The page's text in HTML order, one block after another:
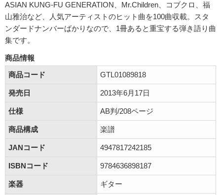
ASIAN KUNG-FU GENERATION、Mr.Children、コブクロ、福
山雅治など、人気アーティストのヒット曲を100曲収載。スタ
ンダードナンバーばかりなので、1冊あると重宝する弾き語り曲
集です。
商品情報
商品コード
GTL01089818
発売日 2013年6月17日
仕様 AB判/208ページ
商品構成 楽譜
JANコード 4947817242185
ISBNコード 9784636898187
楽器 ギター